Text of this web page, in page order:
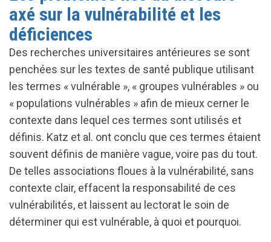
axé sur la vulnérabilité et les
déficiences
Des recherches universitaires antérieures se sont
penchées sur les textes de santé publique utilisant
les termes « vulnérable », « groupes vulnérables » ou
« populations vulnérables » afin de mieux cerner le
contexte dans lequel ces termes sont utilisés et
définis. Katz et al. ont conclu que ces termes étaient
souvent définis de manière vague, voire pas du tout.
De telles associations floues à la vulnérabilité, sans
contexte clair, effacent la responsabilité de ces
vulnérabilités, et laissent au lectorat le soin de
déterminer qui est vulnérable, à quoi et pourquoi.